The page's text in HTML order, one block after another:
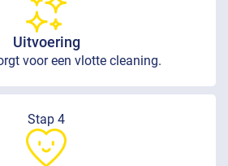
Uitvoering
voor een vlotte cleaning.
Stap 4